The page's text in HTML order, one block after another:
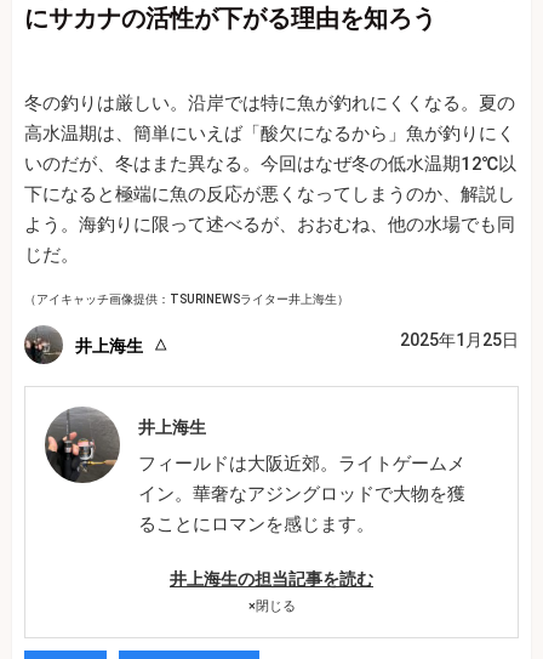
にサカナの活性が下がる理由を知ろう
冬の釣りは厳しい。沿岸では特に魚が釣れにくくなる。夏の
高水温期は、簡単にいえば「酸欠になるから」魚が釣りにく
いのだが、冬はまた異なる。今回はなぜ冬の低水温期12℃以
下になると極端に魚の反応が悪くなってしまうのか、解説し
よう。海釣りに限って述べるが、おおむね、他の水場でも同
じだ。
（アイキャッチ画像提供：TSURINEWSライター井上海生）
井上海生 2025年1月25日
井上海生
フィールドは大阪近郊。ライトゲームメ
イン。華奢なアジングロッドで大物を獲
ることにロマンを感じます。
井上海生の担当記事を読む
×閉じる